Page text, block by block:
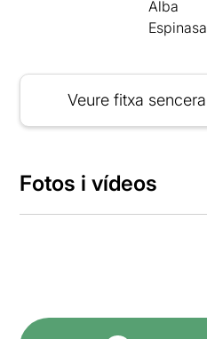
Alba
Espinasa
Veure fitxa sencera
Fotos i vídeos